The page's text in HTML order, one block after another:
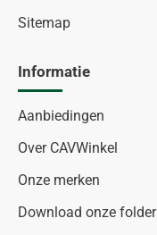
Sitemap
Informatie
Aanbiedingen
Over CAVWinkel
Onze merken
Download onze folder